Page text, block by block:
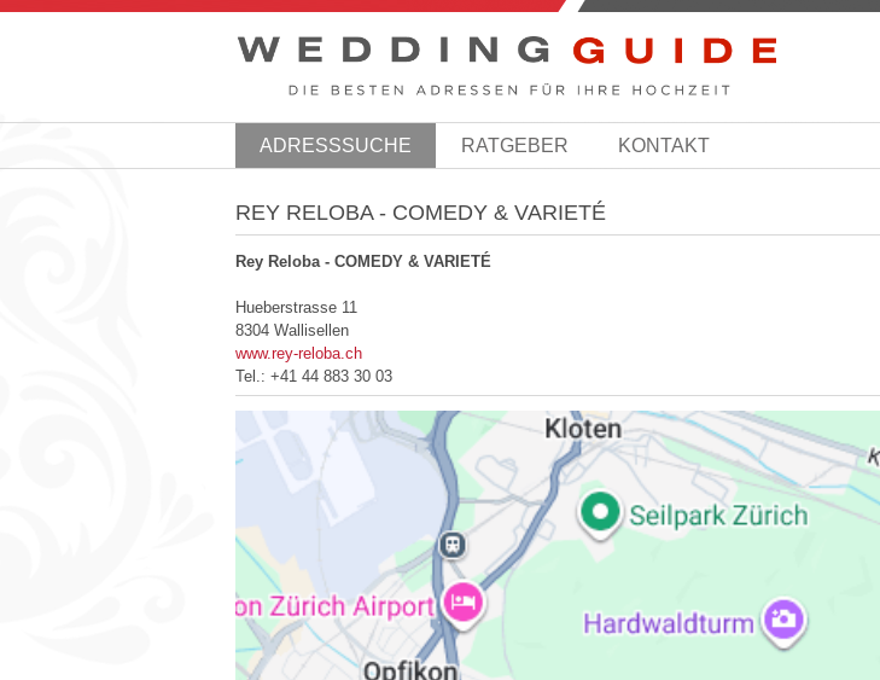
ADRESSSUCHE RATGEBER KONTAKT
REY RELOBA - COMEDY & VARIETÉ
Rey Reloba - COMEDY & VARIETÉ
Hueberstrasse 11
8304 Wallisellen
www.rey-reloba.ch
Tel.: +41 44 883 30 03